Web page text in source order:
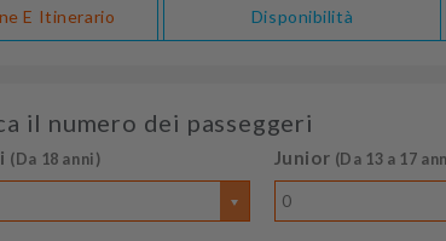
E Itinerario Disponibilità
il numero dei passeggeri
(Da 18 anni) Junior (Da 13 a 17
0